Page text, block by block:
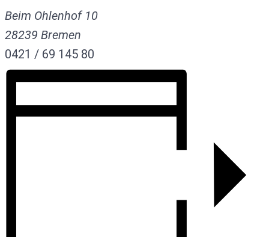
Beim Ohlenhof 10
28239 Bremen
0421 / 69 145 80